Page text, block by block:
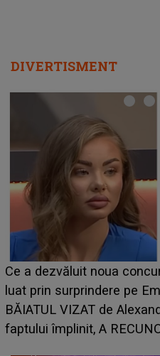
DIVERTISMENT
l-a
fața
HOROSCOP de
care riscă să
grabă îi aduce
planurile peste